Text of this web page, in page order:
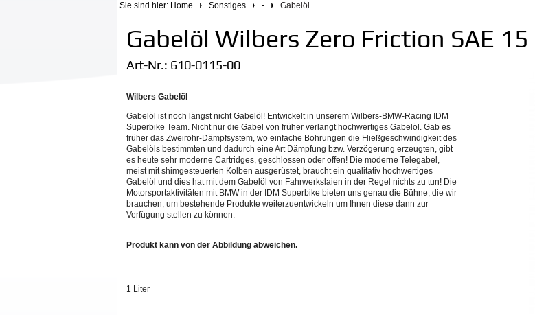
Sie sind hier: Home Sonstiges - Gabelöl
Gabelöl Wilbers Zero Friction SAE 15
Art-Nr.: 610-0115-00
Wilbers Gabelöl
Gabelöl ist noch längst nicht Gabelöl! Entwickelt in unserem Wilbers-BMW-Racing IDM
Superbike Team. Nicht nur die Gabel von früher verlangt hochwertiges Gabelöl. Gab es
früher das Zweirohr-Dämpfsystem, wo einfache Bohrungen die Fließgeschwindigkeit des
Gabelöls bestimmten und dadurch eine Art Dämpfung bzw. Verzögerung erzeugten, gibt
es heute sehr moderne Cartridges, geschlossen oder offen! Die moderne Telegabel,
meist mit shimgesteuerten Kolben ausgerüstet, braucht ein qualitativ hochwertiges
Gabelöl und dies hat mit dem Gabelöl von Fahrwerkslaien in der Regel nichts zu tun! Die
Motorsportaktivitäten mit BMW in der IDM Superbike bieten uns genau die Bühne, die wir
brauchen, um bestehende Produkte weiterzuentwickeln um Ihnen diese dann zur
Verfügung stellen zu können.
Produkt kann von der Abbildung abweichen.
1 Liter